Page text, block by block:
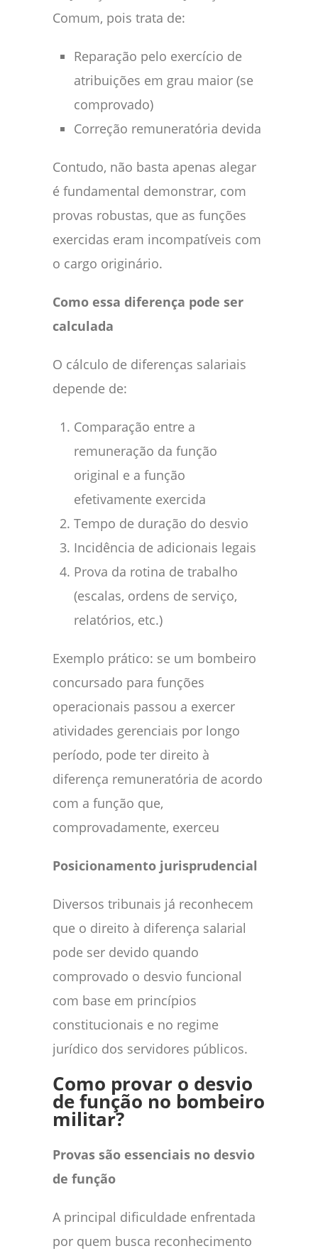
Comum, pois trata de:
Reparação pelo exercício de
atribuições em grau maior (se
comprovado)
Correção remuneratória devida
Contudo, não basta apenas alegar
é fundamental demonstrar, com
provas robustas, que as funções
exercidas eram incompatíveis com
o cargo originário.
Como essa diferença pode ser
calculada
O cálculo de diferenças salariais
depende de:
Comparação entre a
remuneração da função
original e a função
efetivamente exercida
Tempo de duração do desvio
Incidência de adicionais legais
Prova da rotina de trabalho
(escalas, ordens de serviço,
relatórios, etc.)
Exemplo prático: se um bombeiro
concursado para funções
operacionais passou a exercer
atividades gerenciais por longo
período, pode ter direito à
diferença remuneratória de acordo
com a função que,
comprovadamente, exerceu
Posicionamento jurisprudencial
Diversos tribunais já reconhecem
que o direito à diferença salarial
pode ser devido quando
comprovado o desvio funcional
com base em princípios
constitucionais e no regime
jurídico dos servidores públicos.
Como provar o desvio
de função no bombeiro
militar?
Provas são essenciais no desvio
de função
A principal dificuldade enfrentada
por quem busca reconhecimento